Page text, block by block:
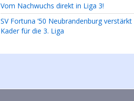
Vom Nachwuchs direkt in Liga 3!
SV Fortuna ’50 Neubrandenburg verstärkt
Kader für die 3. Liga